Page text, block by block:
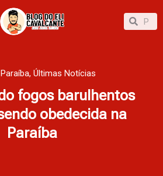
Pesquisar
Paraíba, Últimas Notícias
fogos barulhentos
obedecida na
Paraíba